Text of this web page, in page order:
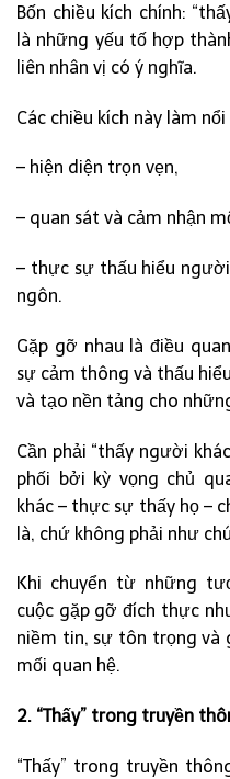
Bốn chiều kích chính:
là những yếu tố hợp
liên nhân vị có ý nghĩa.
Các chiều kích này làm
– hiện diện trọn vẹn,
– quan sát và cảm nhận
– thực sự thấu hiểu
ngôn.
Gặp gỡ nhau là điều
sự cảm thông và thấu
và tạo nền tảng cho
Cần phải “thấy người
phối bởi kỳ vọng chủ
khác – thực sự thấy họ –
là, chứ không phải như
Khi chuyển từ những
cuộc gặp gỡ đích thực
niềm tin, sự tôn trọng và
mối quan hệ.
2. “Thấy” trong truyền
“Thấy” trong truyền